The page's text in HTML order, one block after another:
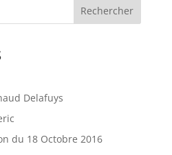
Rechercher
Delafuys
du 18 Octobre 2016